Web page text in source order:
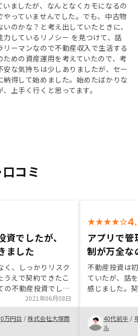
ましたが、なんとなくカモになるの
っていませんでした。でも、中古物
のかな？と考え出していたときに、
しているリノシー を見つけて、話
ーマンなので不動産収入で生活する
めの資産運用を考えていたので、考
安な気持ちは少しありましたが、セー
納得して始めました。始めたばかりな
上手く行くと思ってます。
コミ
でしたが、
ました
く、しっかりリスク
うえで契約できたこ
の不動産投資でした
ました。webでの打
サービスが選択でき
やzoomなど)
2021年06月08日
万円台 /株式会社大塚商
アプリで
制が万全な
不動産投資は
ていたが、話
感じました。
してくれて、
す。アプリで
りやすくて魅
40代前半 /
ル